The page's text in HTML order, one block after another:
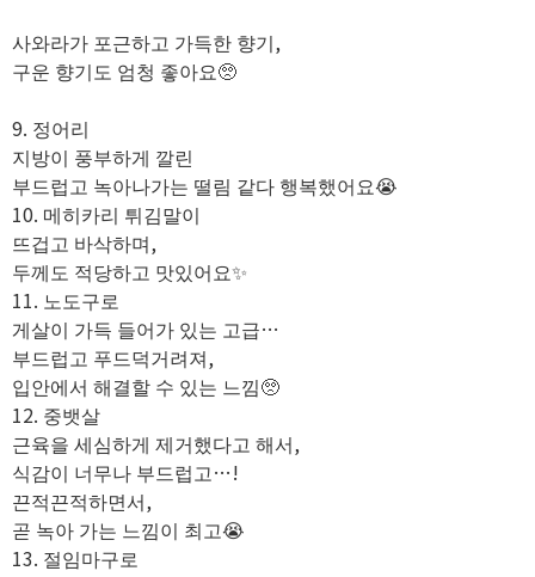
사와라가 포근하고 가득한 향기,
구운 향기도 엄청 좋아요🥺
9. 정어리
지방이 풍부하게 깔린
부드럽고 녹아나가는 떨림 같다 행복했어요😭
10. 메히카리 튀김말이
뜨겁고 바삭하며,
두께도 적당하고 맛있어요✨️
11. 노도구로
게살이 가득 들어가 있는 고급…
부드럽고 푸드덕거려져,
입안에서 해결할 수 있는 느낌🥺
12. 중뱃살
근육을 세심하게 제거했다고 해서,
식감이 너무나 부드럽고…!
끈적끈적하면서,
곧 녹아 가는 느낌이 최고😭
13. 절임마구로